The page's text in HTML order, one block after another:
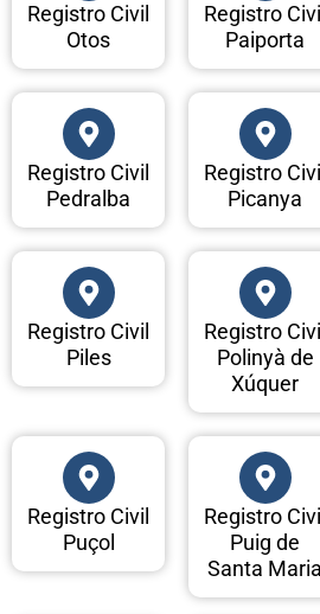
Registro Civil
Otos
Registro Civil
Paiporta
Registro Civil
Pedralba
Registro Civil
Picanya
Registro Civil
Piles
Registro Civil
Polinyà de
Xúquer
Registro Civil
Puçol
Registro Civil
Puig de
Santa Maria